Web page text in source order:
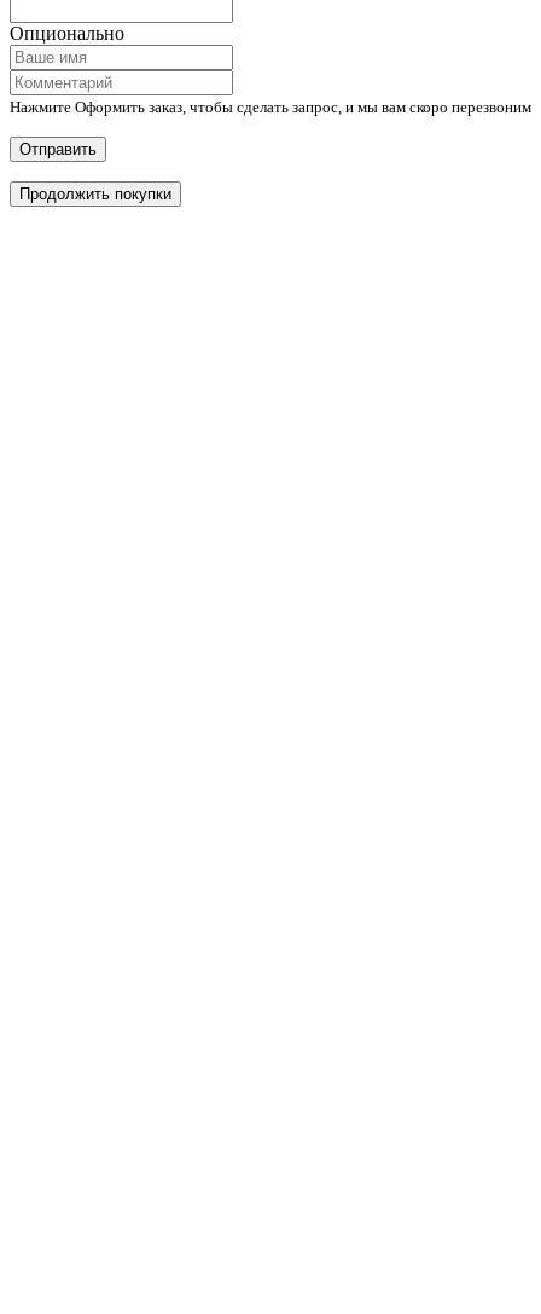
Опционально
Нажмите Оформить заказ, чтобы сделать запрос, и мы вам скоро перезвоним
Отправить
Продолжить покупки